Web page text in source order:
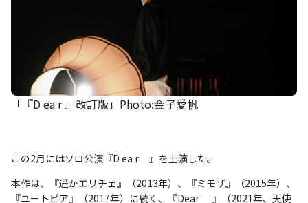
「『D ea r 』改訂版」Photo:金子愛帆
この2月にはソロ公演『D ea r 』を上演した。
本作は、『遥かエリチェ』（2013年）、『ミモザ』（2015年）、
『ユートピア』（2017年）に続く、『Dear 』（2021年、天使